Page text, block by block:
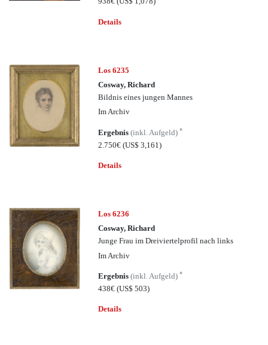
Details
Los 6235
Cosway, Richard
Bildnis eines jungen Mannes
Im Archiv
Ergebnis(inkl. Aufgeld)*
2.750€(US$ 3,161)
Details
Los 6236
Cosway, Richard
Junge Frau im Dreiviertelprofil nach links
Im Archiv
Ergebnis(inkl. Aufgeld)*
438€(US$ 503)
Details